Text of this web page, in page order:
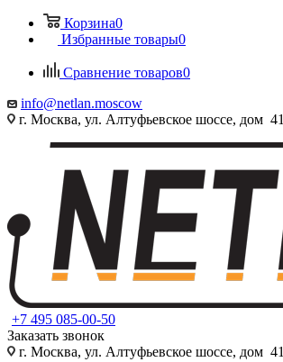
Корзина0
Избранные товары0
Сравнение товаров0
info@netlan.moscow
г. Москва, ул. Алтуфьевское шоссе, дом 41
+7 495 085-00-50
Заказать звонок
г. Москва, ул. Алтуфьевское шоссе, дом 41